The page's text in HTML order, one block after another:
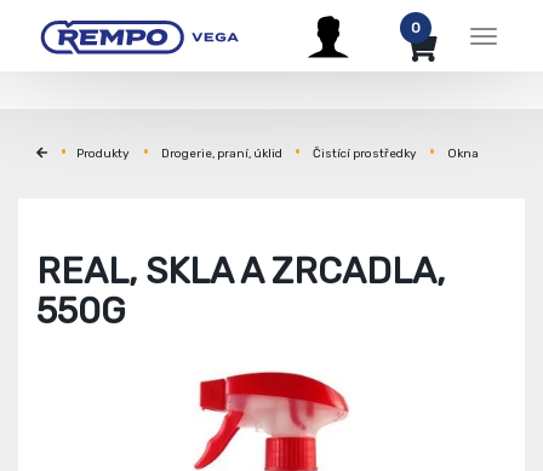
Menu
0
Produkty Drogerie, praní, úklid Čistící prostředky Okna
REAL, SKLA A ZRCADLA,
550G